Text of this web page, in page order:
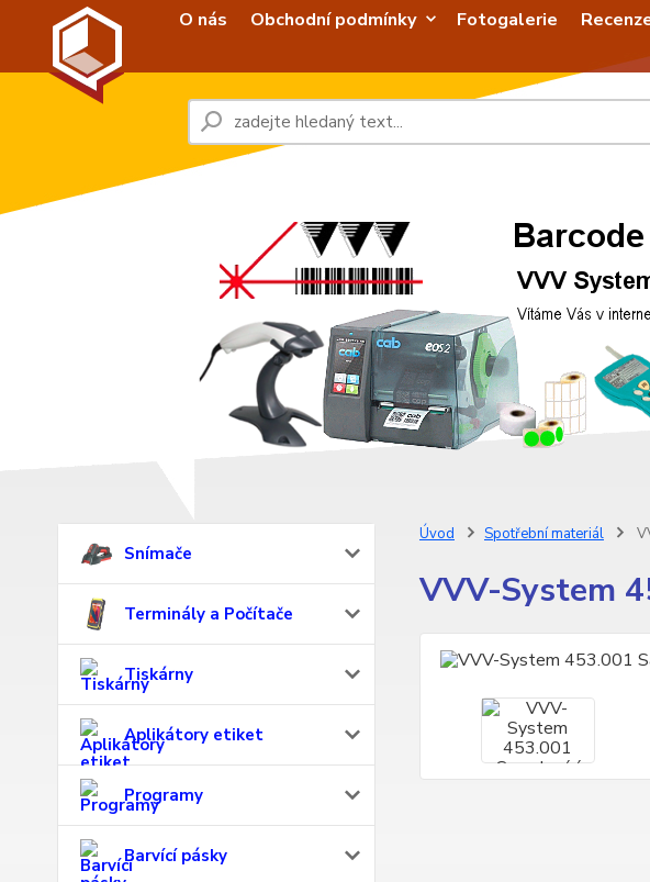
O nás Obchodní podmínky Fotogalerie
Snímače
Terminály a Počítače
Tiskárny
Aplikátory etiket
Programy
Barvící pásky
Úvod Spotřební materiál
VVV-System